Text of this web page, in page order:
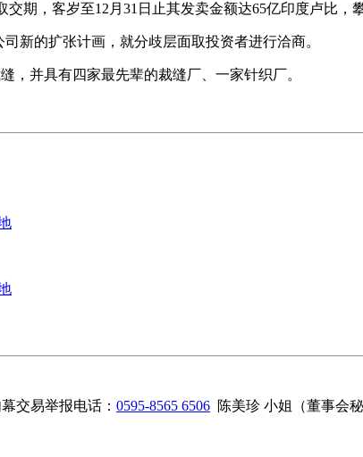
，客岁至12月31日止其发卖金额达65亿印度卢比，攀
新的扩张计画，就分歧层面取投资者进行洽商。
并具有四家最先辈的裁缝厂、一家针织厂。
交易举报电话： 0595-8565 6506 陈美珍 小姐（董事会秘